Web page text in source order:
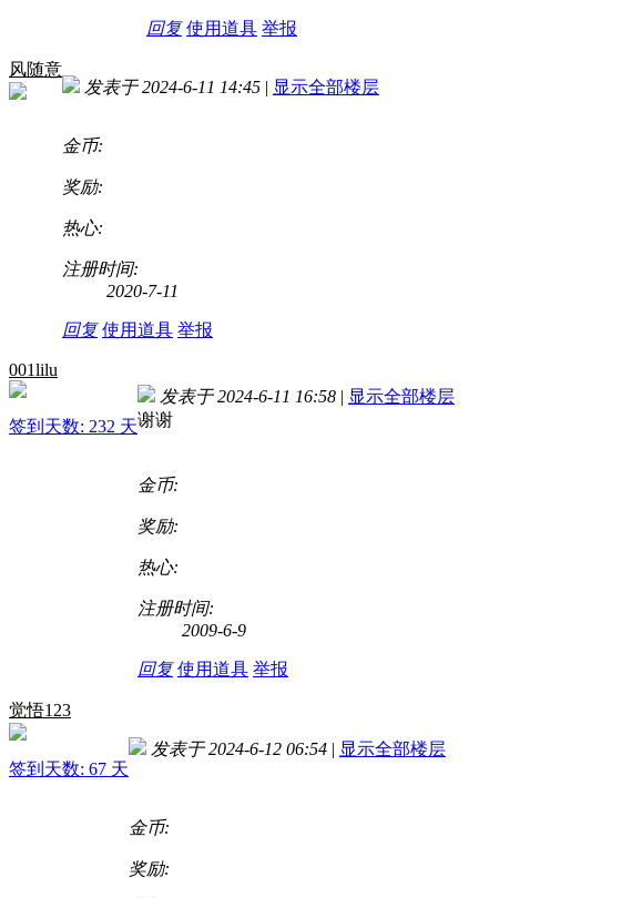
回复 使用道具 举报
风随意
发表于 2024-6-11 14:45 | 显示全部楼层
金币:
奖励:
热心:
注册时间:
2020-7-11
回复 使用道具 举报
001lilu
签到天数: 232 天
发表于 2024-6-11 16:58 | 显示全部楼层
谢谢
金币:
奖励:
热心:
注册时间:
2009-6-9
回复 使用道具 举报
觉悟123
签到天数: 67 天
发表于 2024-6-12 06:54 | 显示全部楼层
金币:
奖励: